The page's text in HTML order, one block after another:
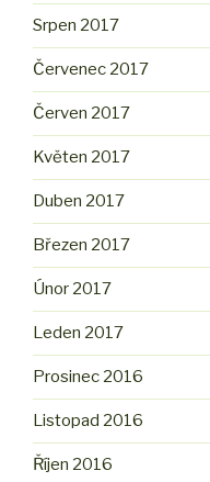
Srpen 2017
Červenec 2017
Červen 2017
Květen 2017
Duben 2017
Březen 2017
Únor 2017
Leden 2017
Prosinec 2016
Listopad 2016
Říjen 2016